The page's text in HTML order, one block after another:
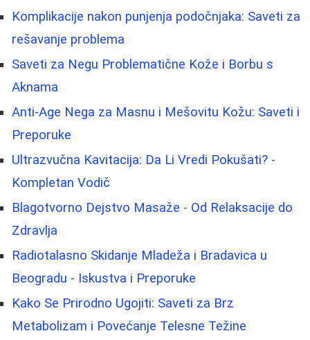
Komplikacije nakon punjenja podočnjaka: Saveti za
rešavanje problema
Saveti za Negu Problematične Kože i Borbu s
Aknama
Anti-Age Nega za Masnu i Mešovitu Kožu: Saveti i
Preporuke
Ultrazvučna Kavitacija: Da Li Vredi Pokušati? -
Kompletan Vodič
Blagotvorno Dejstvo Masaže - Od Relaksacije do
Zdravlja
Radiotalasno Skidanje Mladeža i Bradavica u
Beogradu - Iskustva i Preporuke
Kako Se Prirodno Ugojiti: Saveti za Brz
Metabolizam i Povećanje Telesne Težine